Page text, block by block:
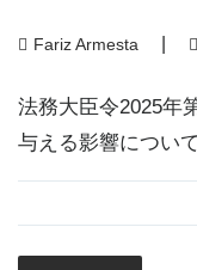
Fariz Armesta
法務大臣令2025年
与える影響につい